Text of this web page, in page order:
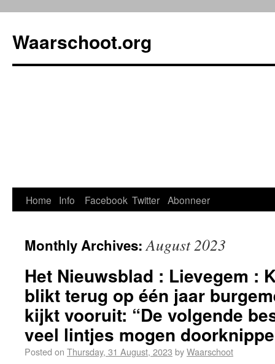
Waarschoot.org
Home Info Facebook Twitter Abonneer
Monthly Archives:August 2023
Het Nieuwsblad : Lievegem :
blikt terug op één jaar
kijkt vooruit: “De volgende
veel lintjes mogen
Posted on Thursday, 31 August, 2023 byWaarschoot